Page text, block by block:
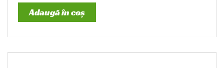
Adaugă în coș